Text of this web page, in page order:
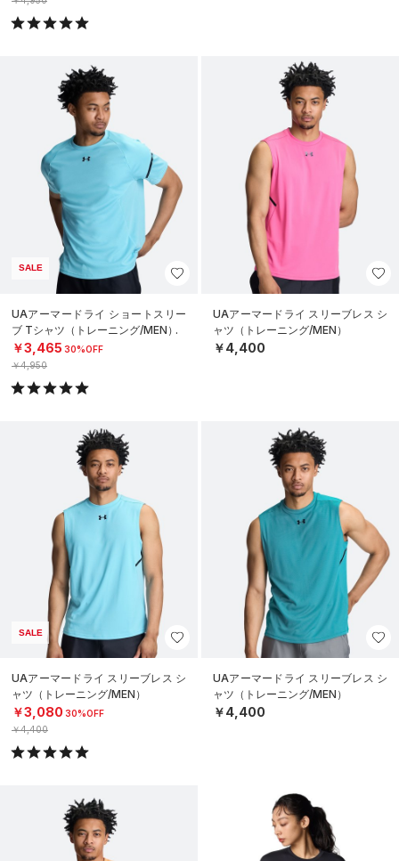
SALE
UAアーマードライ ショートスリー
ブ Tシャツ（トレーニング/MEN）
￥3,465 30%OFF
￥4,950
UAアーマードライ スリーブレス シ
ャツ（トレーニング/MEN）
￥4,400
SALE
UAアーマードライ スリーブレス シ
ャツ（トレーニング/MEN）
￥3,080 30%OFF
￥4,400
UAアーマードライ スリーブレス シ
ャツ（トレーニング/MEN）
￥4,400